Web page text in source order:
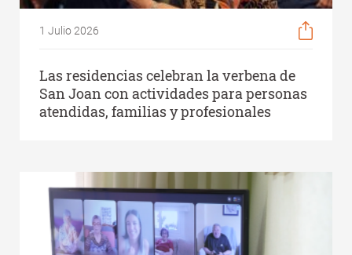
1 Julio 2026
Las residencias celebran la verbena de
San Joan con actividades para personas
atendidas, familias y profesionales